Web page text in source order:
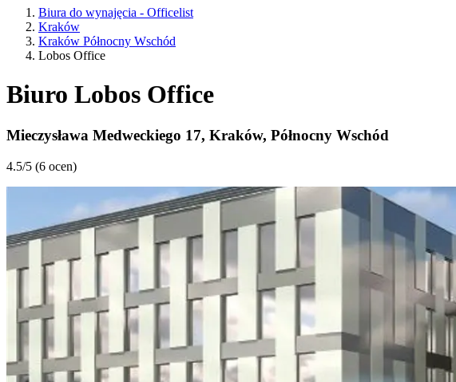
Biura do wynajęcia - Officelist
Kraków
Kraków Północny Wschód
Lobos Office
Biuro Lobos Office
Mieczysława Medweckiego 17, Kraków, Północny Wschód
4.5/5 (6 ocen)